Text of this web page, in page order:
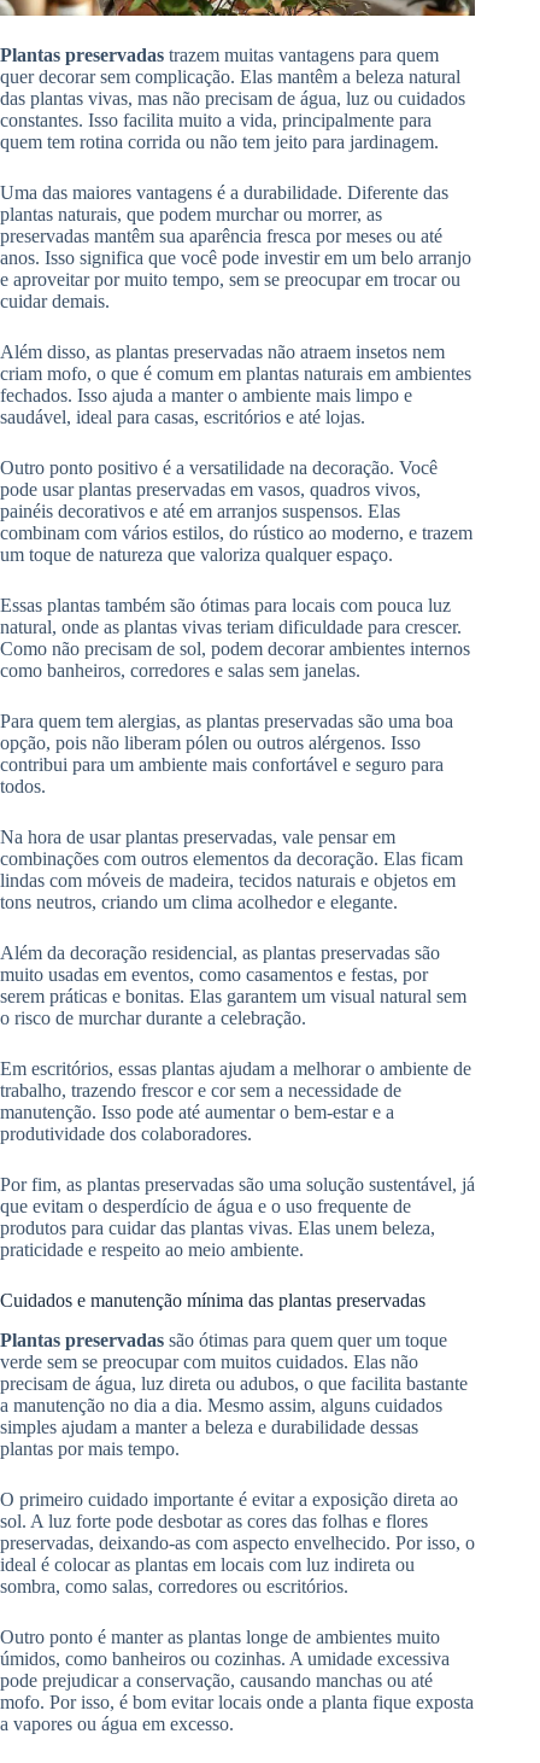
Plantas preservadas trazem muitas vantagens para quem
quer decorar sem complicação. Elas mantêm a beleza natural
das plantas vivas, mas não precisam de água, luz ou cuidados
constantes. Isso facilita muito a vida, principalmente para
quem tem rotina corrida ou não tem jeito para jardinagem.
Uma das maiores vantagens é a durabilidade. Diferente das
plantas naturais, que podem murchar ou morrer, as
preservadas mantêm sua aparência fresca por meses ou até
anos. Isso significa que você pode investir em um belo arranjo
e aproveitar por muito tempo, sem se preocupar em trocar ou
cuidar demais.
Além disso, as plantas preservadas não atraem insetos nem
criam mofo, o que é comum em plantas naturais em ambientes
fechados. Isso ajuda a manter o ambiente mais limpo e
saudável, ideal para casas, escritórios e até lojas.
Outro ponto positivo é a versatilidade na decoração. Você
pode usar plantas preservadas em vasos, quadros vivos,
painéis decorativos e até em arranjos suspensos. Elas
combinam com vários estilos, do rústico ao moderno, e trazem
um toque de natureza que valoriza qualquer espaço.
Essas plantas também são ótimas para locais com pouca luz
natural, onde as plantas vivas teriam dificuldade para crescer.
Como não precisam de sol, podem decorar ambientes internos
como banheiros, corredores e salas sem janelas.
Para quem tem alergias, as plantas preservadas são uma boa
opção, pois não liberam pólen ou outros alérgenos. Isso
contribui para um ambiente mais confortável e seguro para
todos.
Na hora de usar plantas preservadas, vale pensar em
combinações com outros elementos da decoração. Elas ficam
lindas com móveis de madeira, tecidos naturais e objetos em
tons neutros, criando um clima acolhedor e elegante.
Além da decoração residencial, as plantas preservadas são
muito usadas em eventos, como casamentos e festas, por
serem práticas e bonitas. Elas garantem um visual natural sem
o risco de murchar durante a celebração.
Em escritórios, essas plantas ajudam a melhorar o ambiente de
trabalho, trazendo frescor e cor sem a necessidade de
manutenção. Isso pode até aumentar o bem-estar e a
produtividade dos colaboradores.
Por fim, as plantas preservadas são uma solução sustentável, já
que evitam o desperdício de água e o uso frequente de
produtos para cuidar das plantas vivas. Elas unem beleza,
praticidade e respeito ao meio ambiente.
Cuidados e manutenção mínima das plantas preservadas
Plantas preservadas são ótimas para quem quer um toque
verde sem se preocupar com muitos cuidados. Elas não
precisam de água, luz direta ou adubos, o que facilita bastante
a manutenção no dia a dia. Mesmo assim, alguns cuidados
simples ajudam a manter a beleza e durabilidade dessas
plantas por mais tempo.
O primeiro cuidado importante é evitar a exposição direta ao
sol. A luz forte pode desbotar as cores das folhas e flores
preservadas, deixando-as com aspecto envelhecido. Por isso, o
ideal é colocar as plantas em locais com luz indireta ou
sombra, como salas, corredores ou escritórios.
Outro ponto é manter as plantas longe de ambientes muito
úmidos, como banheiros ou cozinhas. A umidade excessiva
pode prejudicar a conservação, causando manchas ou até
mofo. Por isso, é bom evitar locais onde a planta fique exposta
a vapores ou água em excesso.